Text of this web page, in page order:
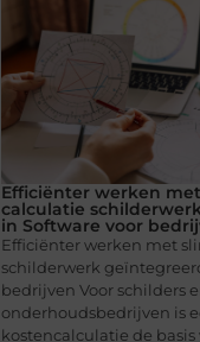
Efficiënter werken
calculatie
in Software voor
Efficiënter werken met
schilderwerk
bedrijven Voor schilders
onderhoudsbedrijven is
kostencalculatie de